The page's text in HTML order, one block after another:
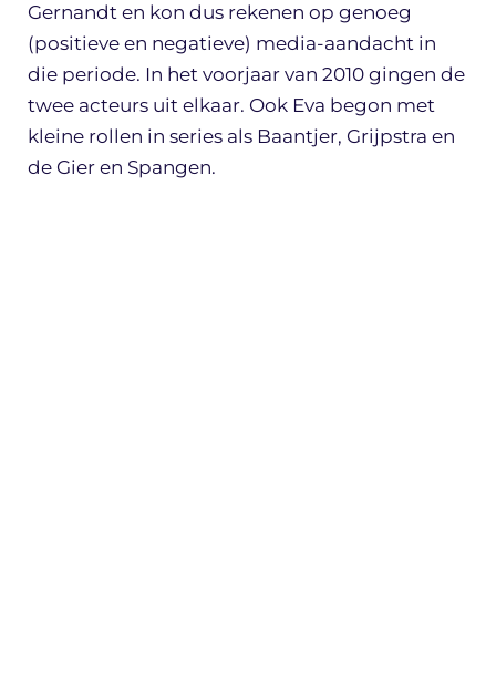
Gernandt en kon dus rekenen op genoeg
(positieve en negatieve) media-aandacht in
die periode. In het voorjaar van 2010 gingen de
twee acteurs uit elkaar. Ook Eva begon met
kleine rollen in series als Baantjer, Grijpstra en
de Gier en Spangen.